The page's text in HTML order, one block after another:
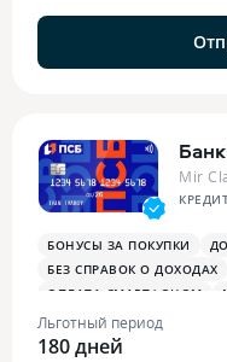
Mir
БОНУСЫ ЗА ПОКУПКИ
БЕЗ СПРАВОК О ДОХОДАХ
ОПЛАТА СМАРТФОНОМ
БОНУСЫ ЗА
Льготный период
180 дней